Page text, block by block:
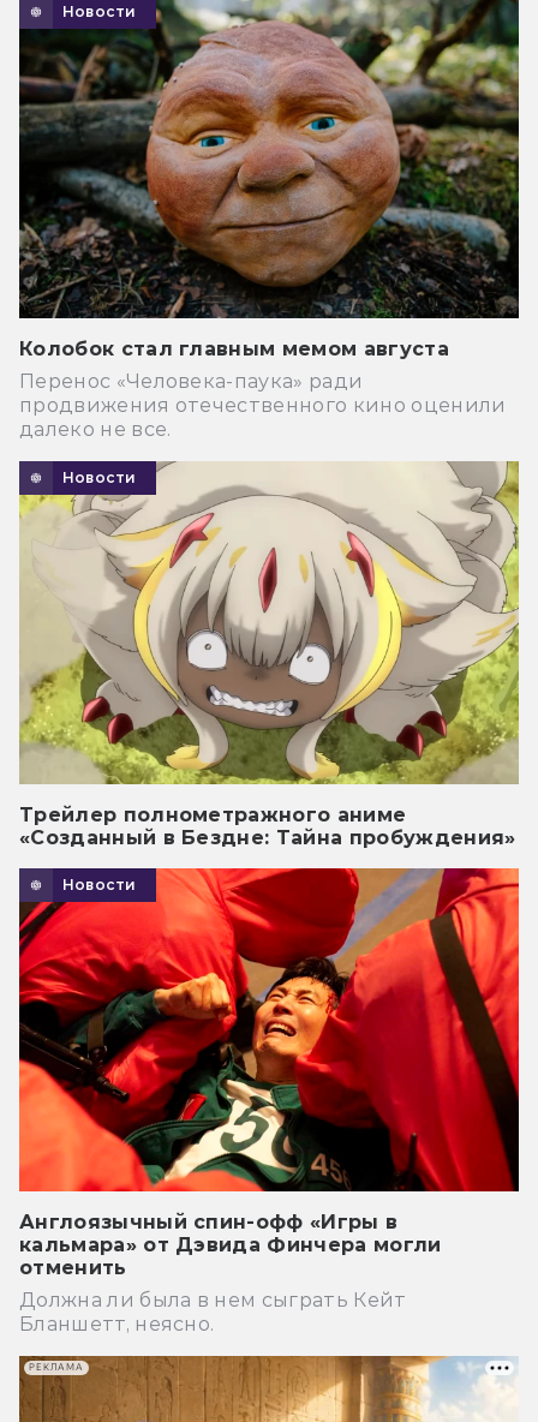
Новости
Колобок стал главным мемом августа
Перенос «Человека-паука» ради
продвижения отечественного кино оценили
далеко не все.
Новости
Трейлер полнометражного аниме
«Созданный в Бездне: Тайна пробуждения»
Новости
Англоязычный спин-офф «Игры в
кальмара» от Дэвида Финчера могли
отменить
Должна ли была в нем сыграть Кейт
Бланшетт, неясно.
РЕКЛАМА